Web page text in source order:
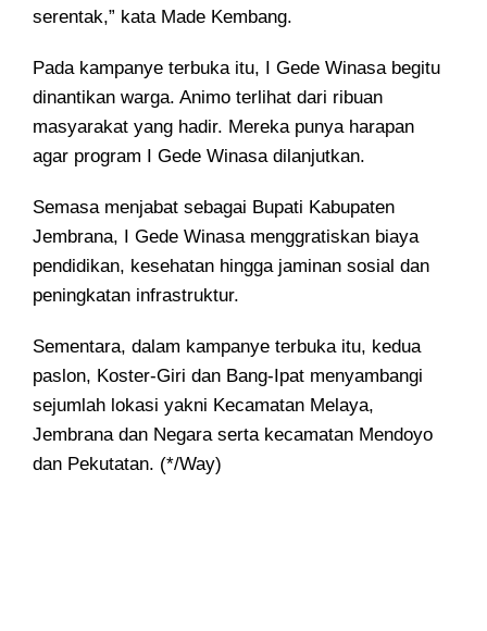
serentak,” kata Made Kembang.
Pada kampanye terbuka itu, I Gede Winasa begitu
dinantikan warga. Animo terlihat dari ribuan
masyarakat yang hadir. Mereka punya harapan
agar program I Gede Winasa dilanjutkan.
Semasa menjabat sebagai Bupati Kabupaten
Jembrana, I Gede Winasa menggratiskan biaya
pendidikan, kesehatan hingga jaminan sosial dan
peningkatan infrastruktur.
Sementara, dalam kampanye terbuka itu, kedua
paslon, Koster-Giri dan Bang-Ipat menyambangi
sejumlah lokasi yakni Kecamatan Melaya,
Jembrana dan Negara serta kecamatan Mendoyo
dan Pekutatan. (*/Way)